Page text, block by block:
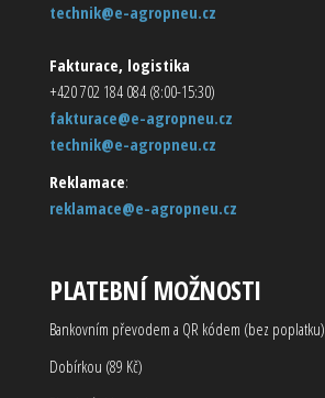
technik@e-agropneu.cz
Fakturace, logistika
+420 702 184 084 (8:00-15:30)
fakturace@e-agropneu.cz
technik@e-agropneu.cz
Reklamace:
reklamace@e-agropneu.cz
PLATEBNÍ MOŽNOSTI
Bankovním převodem a QR kódem (bez poplatku)
Dobírkou (89 Kč)